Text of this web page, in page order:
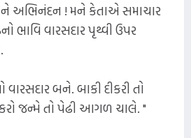
અભિનંદન ! મને કેતાએ સમાચાર
ભાવિ વારસદાર પૃથ્વી ઉપર
બને. બાકી દીકરી તો
જન્મે તો પેઢી આગળ ચાલે. "